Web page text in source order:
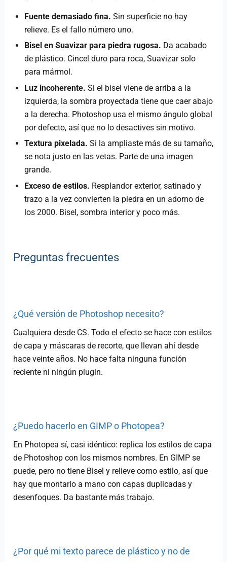
Fuente demasiado fina. Sin superficie no hay
relieve. Es el fallo número uno.
Bisel en Suavizar para piedra rugosa. Da acabado
de plástico. Cincel duro para roca, Suavizar solo
para mármol.
Luz incoherente. Si el bisel viene de arriba a la
izquierda, la sombra proyectada tiene que caer abajo
a la derecha. Photoshop usa el mismo ángulo global
por defecto, así que no lo desactives sin motivo.
Textura pixelada. Si la ampliaste más de su tamaño,
se nota justo en las vetas. Parte de una imagen
grande.
Exceso de estilos. Resplandor exterior, satinado y
trazo a la vez convierten la piedra en un adorno de
los 2000. Bisel, sombra interior y poco más.
Preguntas frecuentes
¿Qué versión de Photoshop necesito?
Cualquiera desde CS. Todo el efecto se hace con estilos
de capa y máscaras de recorte, que llevan ahí desde
hace veinte años. No hace falta ninguna función
reciente ni ningún plugin.
¿Puedo hacerlo en GIMP o Photopea?
En Photopea sí, casi idéntico: replica los estilos de capa
de Photoshop con los mismos nombres. En GIMP se
puede, pero no tiene Bisel y relieve como estilo, así que
hay que montarlo a mano con capas duplicadas y
desenfoques. Da bastante más trabajo.
¿Por qué mi texto parece de plástico y no de